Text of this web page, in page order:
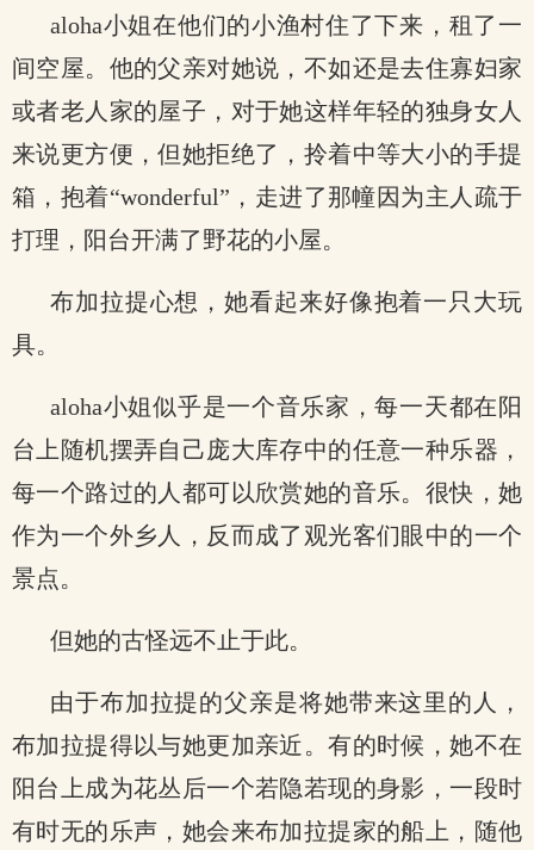
aloha小姐在他们的小渔村住了下来，租了一
间空屋。他的父亲对她说，不如还是去住寡妇家
或者老人家的屋子，对于她这样年轻的独身女人
来说更方便，但她拒绝了，拎着中等大小的手提
箱，抱着“wonderful”，走进了那幢因为主人疏于
打理，阳台开满了野花的小屋。
布加拉提心想，她看起来好像抱着一只大玩
具。
aloha小姐似乎是一个音乐家，每一天都在阳
台上随机摆弄自己庞大库存中的任意一种乐器，
每一个路过的人都可以欣赏她的音乐。很快，她
作为一个外乡人，反而成了观光客们眼中的一个
景点。
但她的古怪远不止于此。
由于布加拉提的父亲是将她带来这里的人，
布加拉提得以与她更加亲近。有的时候，她不在
阳台上成为花丛后一个若隐若现的身影，一段时
有时无的乐声，她会来布加拉提家的船上，随他